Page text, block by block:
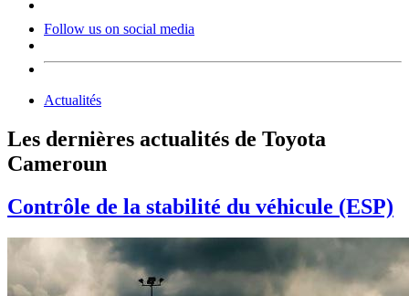
Follow us on social media
Actualités
Les dernières actualités de Toyota
Cameroun
Contrôle de la stabilité du véhicule (ESP)